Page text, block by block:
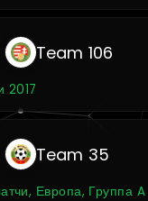
Team 106
2017
Team 35
Европа, Группа A